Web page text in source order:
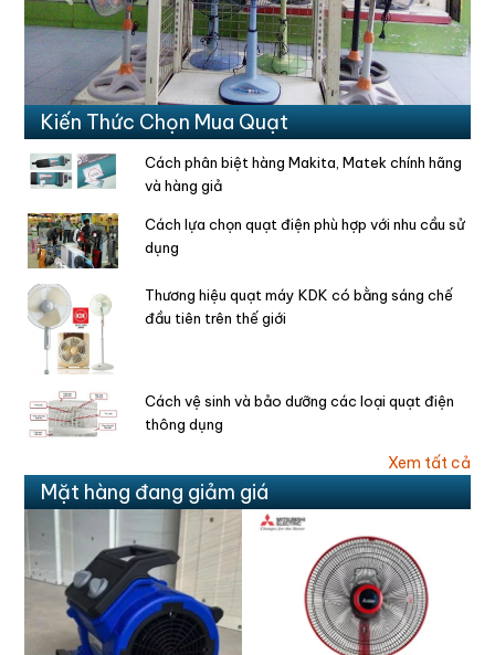
Kiến Thức Chọn Mua Quạt
Cách phân biệt hàng Makita, Matek chính hãng
và hàng giả
Cách lựa chọn quạt điện phù hợp với nhu cầu sử
dụng
Thương hiệu quạt máy KDK có bằng sáng chế
đầu tiên trên thế giới
Cách vệ sinh và bảo dưỡng các loại quạt điện
thông dụng
Xem tất cả
Mặt hàng đang giảm giá